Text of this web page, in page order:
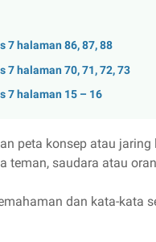
7 halaman 86, 87, 88
7 halaman 70, 71, 72, 73
7 halaman 15 – 16
peta konsep atau
teman, saudara atau
dan kata-kata